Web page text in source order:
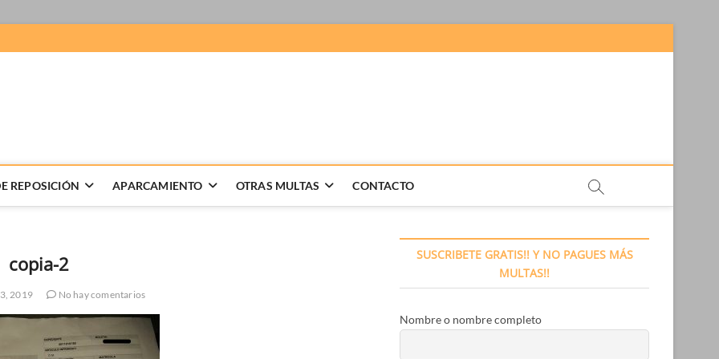
REPOSICIÓN APARCAMIENTO OTRAS MULTAS CONTACTO
copia-2
2019 No hay comentarios
SUSCRIBETE GRATIS!! Y NO PAGUES MÁS
MULTAS!!
Nombre o nombre completo